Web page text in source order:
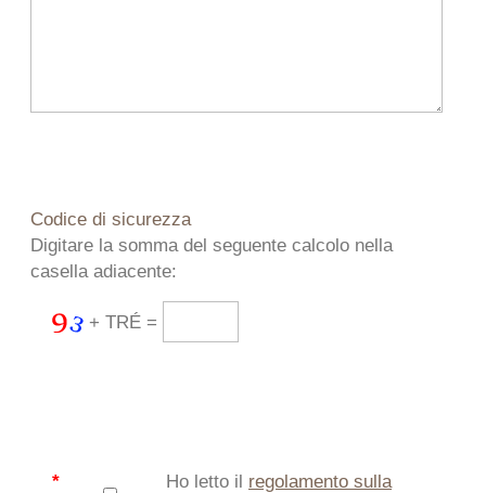
Codice di sicurezza
Digitare la somma del seguente calcolo nella
casella adiacente:
+ TRÉ =
* Ho letto il regolamento sulla